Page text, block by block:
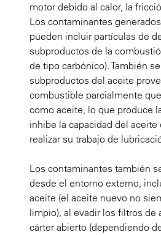
motor debido al calor, la
Los contaminantes
pueden incluir partículas de
subproductos de la
de tipo carbónico). También
subproductos del aceite
combustible parcialmente
como aceite, lo que produce
inhibe la capacidad del aceite
realizar su trabajo de
Los contaminantes también
desde el entorno externo,
aceite (el aceite nuevo no
limpio), al evadir los filtros de
cárter abierto (dependiendo